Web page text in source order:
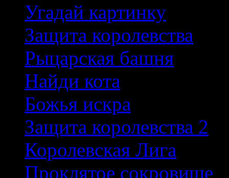
Угадай картинку
Защита королевства
Рыцарская башня
Найди кота
Божья искра
Защита королевства 2
Королевская Лига
Проклятое сокровище